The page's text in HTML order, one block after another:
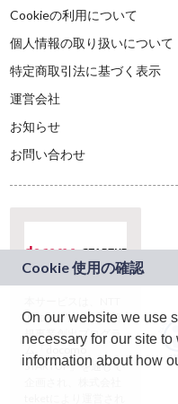
Cookieの利用について
個人情報の取り扱いについて
特定商取引法に基づく表示
運営会社
お知らせ
お問い合わせ
ドコモグループの新
規事業創出プログラ
ム「docomo
STARTUP」を通じて
On our website we use
necessary for our site
information about how